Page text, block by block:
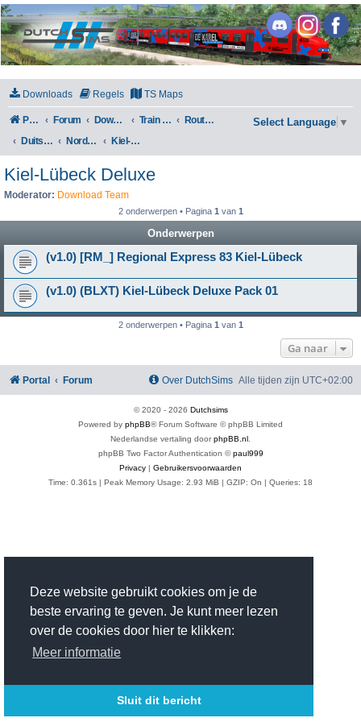
Deze website gebruikt cookies om je de
beste ervaring te geven. Je kunt meer lezen
over de cookies door hier te klikken:
Meer informatie
Sluit dit bericht
DutchSims
Downloads Regels TS Maps
Portal Forum Downloads Train Simulator Classic
Routes en Scenarios
Duitsland
Norddeutsche-Bahn: Kiel - Lübeck Kiel-Lübeck Deluxe
Select Language ▼
Kiel-Lübeck Deluxe
Moderator: Download Team
2 onderwerpen • Pagina 1 van 1
Onderwerpen
(v1.0) [RM_] Regional Express 83 Kiel-Lübeck
(v1.0) (BLXT) Kiel-Lübeck Deluxe Pack 01
2 onderwerpen • Pagina 1 van 1
Ga naar
Portal Forum Alle tijden zijn UTC+02:00
Over DutchSims
© 2020 - 2026 Dutchsims
Powered by phpBB® Forum Software © phpBB Limited
Nederlandse vertaling doorphpBB.nl
phpBB Two Factor Authentication ©paul999
Privacy | Gebruikersvoorwaarden
Time: 0.361s | Peak Memory Usage: 2.93 MiB | GZIP: On | Queries: 18